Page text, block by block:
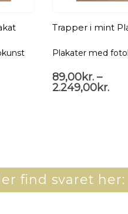
Trapper i mint
Plakater med
89,00kr. –
2.249,00kr.
find svaret her: